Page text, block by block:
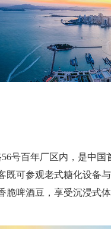
号百年厂区内，是中
既可参观老式糖化设
脆啤酒豆，享受沉浸式